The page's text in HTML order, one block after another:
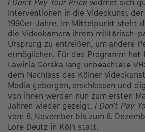
I Don’t Pay Your Price widmet sich
Interventionen in die Videokunst der
1990er-Jahre. Im Mittelpunkt steht
die Videokamera ihrem militärisch-
Ursprung zu entreißen, um andere
ermöglichen. Für das Programm hat
Lawinia Gorska lang unbeachtete
dem Nachlass des Kölner
Media geborgen, erschlossen und
von ihnen werden nun zum ersten
Jahren wieder gezeigt. I Don’t Pay
vom 8. November bis zum 8.
Lore Deutz in Köln statt.